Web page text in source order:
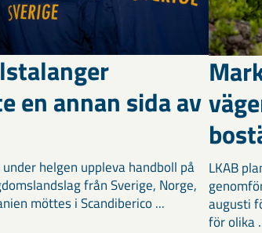
en annan sida av
helgen uppleva handboll på
från Sverige, Norge,
möttes i Scandiberico ...
LKAB
augusti
för olika